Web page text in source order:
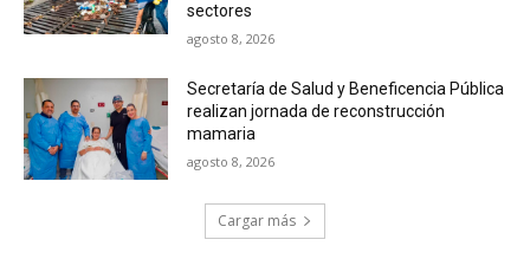
sectores
agosto 8, 2026
Secretaría de Salud y Beneficencia Pública
realizan jornada de reconstrucción
mamaria
agosto 8, 2026
Cargar más